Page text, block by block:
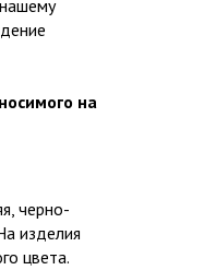
на
черно-
изделия
цвета.